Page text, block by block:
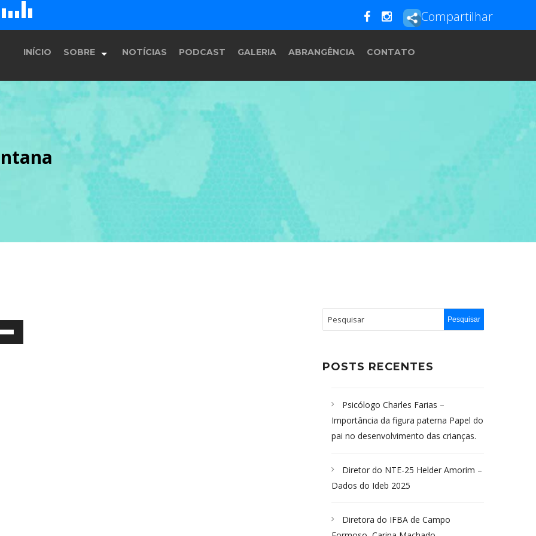
E F Compartilhar
INÍCIO SOBRE
História
Equipe
Programação
NOTÍCIAS PODCAST GALERIA ABRANGÊNCIA CONTATO
POSTS RECENTES
Psicólogo Charles Farias –
Importância da figura paterna Papel do
pai no desenvolvimento das crianças.
Diretor do NTE-25 Helder Amorim –
Dados do Ideb 2025
Diretora do IFBA de Campo